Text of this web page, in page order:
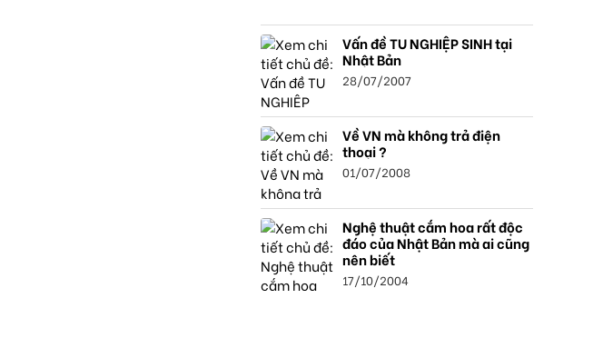
Vấn đề TU NGHIỆP SINH tại
Nhật Bản
28/07/2007
Về VN mà không trả điện
thoại ?
01/07/2008
Nghệ thuật cắm hoa rất độc
đáo của Nhật Bản mà ai cũng
nên biết
17/10/2004